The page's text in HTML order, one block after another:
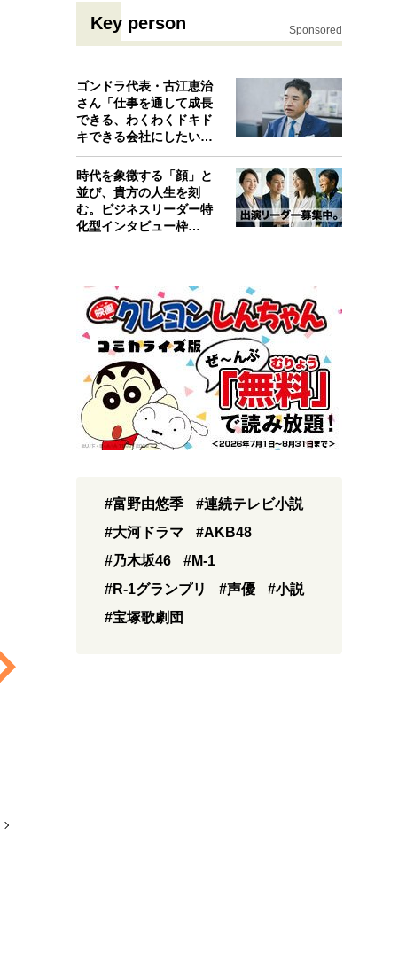
Key person Sponsored
ゴンドラ代表・古江恵治
さん「仕事を通して成長
できる、わくわくドキド
キできる会社にしたいと
考えたんで…
時代を象徴する「顔」と
並び、貴方の人生を刻
む。ビジネスリーダー特
化型インタビュー枠
『Key person』始…
#富野由悠季
#連続テレビ小説
#大河ドラマ
#AKB48
#乃木坂46
#M-1
#R-1グランプリ
#声優
#小説
#宝塚歌劇団